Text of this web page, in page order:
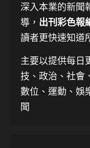
深入本業的新聞
導， 出刊彩色報
讀者更快速知道
主要以提供每日
技、 政治、社會
數位、運動、娛
聞